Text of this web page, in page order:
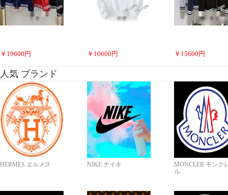
￥ 19600 円 ￥ 10600 円 ￥ 15600 円
人気 ブランド
HERMES エルメス NIKE ナイキ
MONCLER モンク
ル